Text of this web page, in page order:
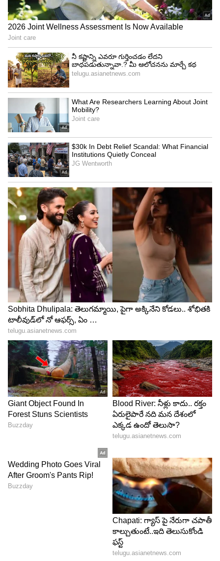
4
5
Image Credit :Gemini AI
పర్యావరణానికి కూడా ఎంతో మేలు
ప్రతి ఏడాది ప్రపంచవ్యాప్తంగా కోట్ల టన్నుల వస్త్రాలు చెత్తగా
మారుతున్నాయి. దీంతో పర్యావరణ కాలుష్యం పెరుగుతోంది.
పాత బట్టలను మళ్లీ ఉపయోగించడం, రీసైక్లింగ్ చేయడం
వల్ల కొత్త బట్టల తయారీకి అవసరమైన నీరు, విద్యుత్,
సహజ వనరుల వినియోగం తగ్గుతుంది. అలాగే కార్బన్
ఉద్గారాలు కూడా తగ్గి పర్యావరణ పరిరక్షణకు
తోడ్పడుతుంది. అందుకే ప్రపంచవ్యాప్తంగా వస్త్ర రీసైక్లింగ్‌కు
ప్రాధాన్యం పెరుగుతోంది.
5
Image Credit :Gemini AI
లక్షల మందికి ఉపాధి కల్పిస్తున్న రంగం
పాత బట్టల సేకరణ కేవలం చిన్న వ్యాపారం మాత్రమే కాదు.
ఇది లక్షల మందికి ఉపాధి కల్పిస్తున్న పెద్ద పరిశ్రమగా
మారింది. ఇంటి ఇంటికి వెళ్లి బట్టలు సేకరించే వారు, వాటిని
వర్గీకరించే కార్మికులు, సెకండ్ హ్యాండ్ మార్కెట్ వ్యాపారులు,
రీసైక్లింగ్ ఫ్యాక్టరీలు, కార్పెట్ తయారీ సంస్థలు, ఇతర